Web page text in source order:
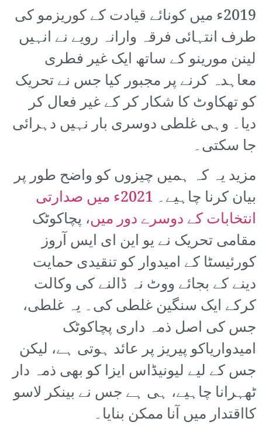
2019ء میں کونائے قیادت کے کوریزمو کی
طرف انتہائی فرقہ وارانہ رویے نے انہیں
لینن مورینو کے ساتھ ایک غیر فطری
معاہدہ کرنے پر مجبور کیا جس نے تحریک
کو تھکاوٹ کا شکار کر کے غیر فعال کر
دیا۔ وہی غلطی دوسری بار نہیں دہرائی
جا سکتی۔
مزید یہ کہ ہمیں چیزوں کو واضح طور پر
بیان کرنا چاہیے۔
2021ء میں صدارتی
انتخابات کے دوسرے دور میں، پچاکوٹک
مقامی تحریک نے یو این ای ایس آروز
کورئیسٹا کے امیدوار کو تنقیدی حمایت
دینے کے بجائے ووٹ نہ ڈالنے کی وکالت
کرکے ایک سنگین غلطی کی۔ یہ غلطی،
جس کی اصل ذمہ داری پچاکوٹک
امیدواریاکو پیریز پر عائد ہوتی ہے، لیکن
جس کے لیے لیونیڈاس ایزا کو بھی ذمہ دار
ٹھہرانا چاہیے، ہی ہے جس نے بینکر لاسو
کااقتدار میں آنا ممکن بنایا۔